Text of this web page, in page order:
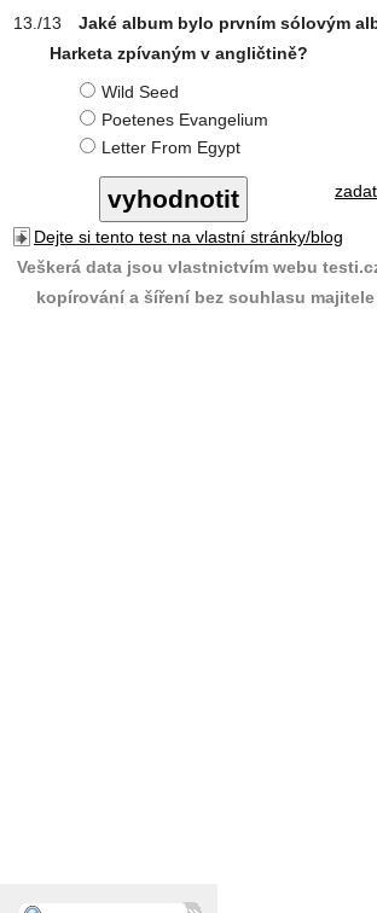
Jaké album bylo prvním sólovým
Harketa zpívaným v angličtině?
Wild Seed
Poetenes Evangelium
Letter From Egypt
Dejte si tento test na vlastní stránky/blog
Veškerá data jsou vlastnictvím webu
kopírování a šíření bez souhlasu